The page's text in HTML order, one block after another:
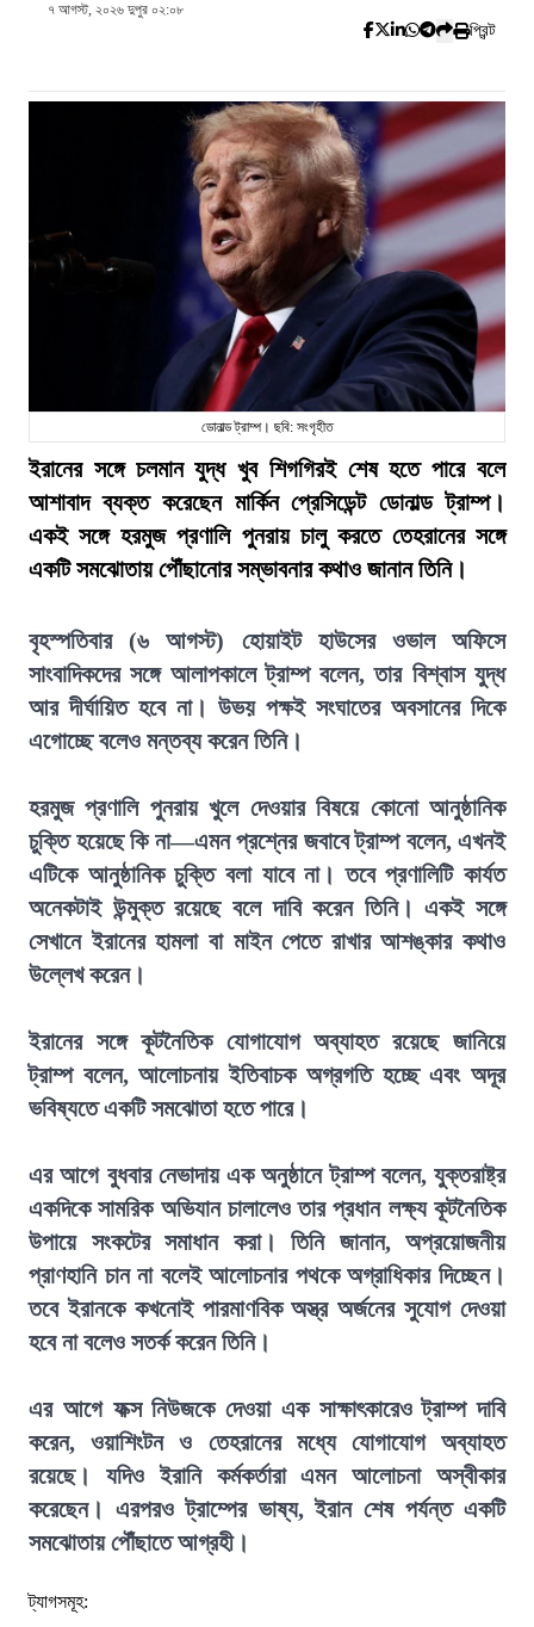
৭ আগস্ট, ২০২৬ দুপুর ০২:০৮
প্রিন্ট
ডোনাল্ড ট্রাম্প। ছবি: সংগৃহীত
ইরানের সঙ্গে চলমান যুদ্ধ খুব শিগগিরই শেষ হতে পারে বলে
আশাবাদ ব্যক্ত করেছেন মার্কিন প্রেসিডেন্ট ডোনাল্ড ট্রাম্প।
একই সঙ্গে হরমুজ প্রণালি পুনরায় চালু করতে তেহরানের সঙ্গে
একটি সমঝোতায় পৌঁছানোর সম্ভাবনার কথাও জানান তিনি।
বৃহস্পতিবার (৬ আগস্ট) হোয়াইট হাউসের ওভাল অফিসে
সাংবাদিকদের সঙ্গে আলাপকালে ট্রাম্প বলেন, তার বিশ্বাস যুদ্ধ
আর দীর্ঘায়িত হবে না। উভয় পক্ষই সংঘাতের অবসানের দিকে
এগোচ্ছে বলেও মন্তব্য করেন তিনি।
হরমুজ প্রণালি পুনরায় খুলে দেওয়ার বিষয়ে কোনো আনুষ্ঠানিক
চুক্তি হয়েছে কি না—এমন প্রশ্নের জবাবে ট্রাম্প বলেন, এখনই
এটিকে আনুষ্ঠানিক চুক্তি বলা যাবে না। তবে প্রণালিটি কার্যত
অনেকটাই উন্মুক্ত রয়েছে বলে দাবি করেন তিনি। একই সঙ্গে
সেখানে ইরানের হামলা বা মাইন পেতে রাখার আশঙ্কার কথাও
উল্লেখ করেন।
ইরানের সঙ্গে কূটনৈতিক যোগাযোগ অব্যাহত রয়েছে জানিয়ে
ট্রাম্প বলেন, আলোচনায় ইতিবাচক অগ্রগতি হচ্ছে এবং অদূর
ভবিষ্যতে একটি সমঝোতা হতে পারে।
এর আগে বুধবার নেভাদায় এক অনুষ্ঠানে ট্রাম্প বলেন, যুক্তরাষ্ট্র
একদিকে সামরিক অভিযান চালালেও তার প্রধান লক্ষ্য কূটনৈতিক
উপায়ে সংকটের সমাধান করা। তিনি জানান, অপ্রয়োজনীয়
প্রাণহানি চান না বলেই আলোচনার পথকে অগ্রাধিকার দিচ্ছেন।
তবে ইরানকে কখনোই পারমাণবিক অস্ত্র অর্জনের সুযোগ দেওয়া
হবে না বলেও সতর্ক করেন তিনি।
এর আগে ফক্স নিউজকে দেওয়া এক সাক্ষাৎকারেও ট্রাম্প দাবি
করেন, ওয়াশিংটন ও তেহরানের মধ্যে যোগাযোগ অব্যাহত
রয়েছে। যদিও ইরানি কর্মকর্তারা এমন আলোচনা অস্বীকার
করেছেন। এরপরও ট্রাম্পের ভাষ্য, ইরান শেষ পর্যন্ত একটি
সমঝোতায় পৌঁছাতে আগ্রহী।
ট্যাগসমূহ: